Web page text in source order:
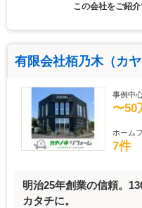
この会社をご紹介
有限会社栢乃木（カヤ
事例中
〜50
ホーム
7件
明治25年創業の信頼。
カタチに。